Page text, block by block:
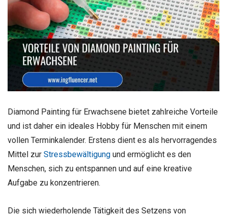
Diamond Painting für Erwachsene bietet zahlreiche Vorteile
und ist daher ein ideales Hobby für Menschen mit einem
vollen Terminkalender. Erstens dient es als hervorragendes
Mittel zur Stressbewältigung und ermöglicht es den
Menschen, sich zu entspannen und auf eine kreative
Aufgabe zu konzentrieren.
Die sich wiederholende Tätigkeit des Setzens von